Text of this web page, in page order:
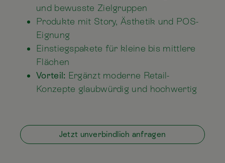
und bewusste Zielgruppen
Produkte mit Story, Ästhetik und POS-
Eignung
Einstiegspakete für kleine bis mittlere
Flächen
Vorteil: Ergänzt moderne Retail-
Konzepte glaubwürdig und hochwertig
Jetzt unverbindlich anfragen